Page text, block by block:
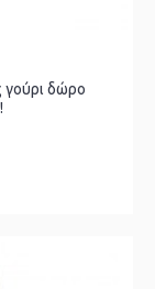
γούρι δώρο